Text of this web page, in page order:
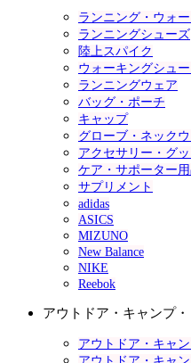
ランニング・ウォ
ランニングシューズ
陸上スパイク
ウォーキングシュ
ランニングウェア
バッグ・ポーチ
キャップ
グローブ・ネック
アクセサリー・グ
ケア・サポーター
サプリメント
adidas
ASICS
MIZUNO
New Balance
NIKE
Reebok
アウトドア・キャンプ
アウトドア・キャ